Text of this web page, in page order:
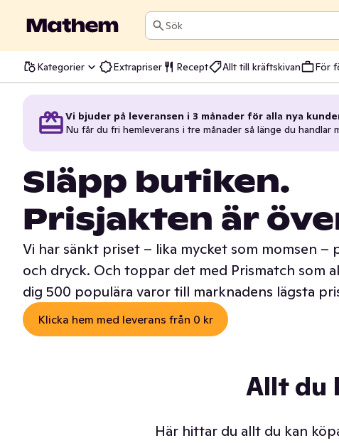
Sök
Kategorier Extrapriser Recept Allt till kräftskivan För
Vi bjuder på leveransen i 3 månader för alla nya
Nu får du fri hemleverans i tre månader så länge du handlar
Släpp butiken.
Prisjakten är
Vi har sänkt priset – lika mycket som momsen –
och dryck. Och toppar det med Prismatch som
dig 500 populära varor till marknadens lägsta
Klicka hem med leverans från 0 kr
Allt du
Här hittar du allt du kan